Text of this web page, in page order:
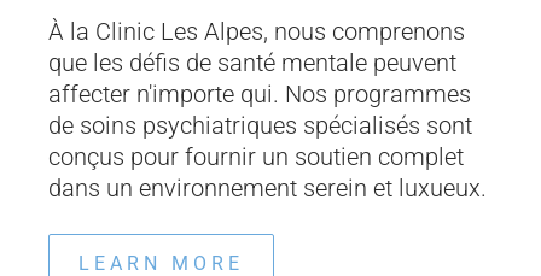
À la Clinic Les Alpes, nous comprenons
que les défis de santé mentale peuvent
affecter n'importe qui. Nos programmes
de soins psychiatriques spécialisés sont
conçus pour fournir un soutien complet
dans un environnement serein et luxueux.
LEARN MORE